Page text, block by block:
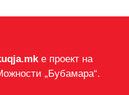
е проект на
„Бубамара“.